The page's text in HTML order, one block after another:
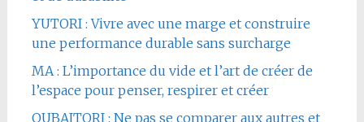
YUTORI : Vivre avec une marge et construire
une performance durable sans surcharge
MA : L’importance du vide et l’art de créer de
l’espace pour penser, respirer et créer
OUBAITORI : Ne pas se comparer aux autres et